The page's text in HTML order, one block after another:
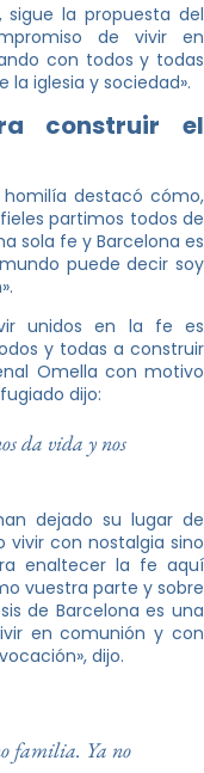
sigue la propuesta del
de vivir en
con todos y todas
iglesia y sociedad».
construir el
destacó cómo,
partimos todos de
sola fe y Barcelona es
puede decir soy
unidos en la fe es
y todas a construir
Omella con motivo
dijo:
da vida y nos
dejado su lugar de
vivir con nostalgia sino
enaltecer la fe aquí
vuestra parte y sobre
de Barcelona es una
en comunión y con
dijo.
familia. Ya no